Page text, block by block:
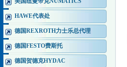
HAWE代表处
德国REXROTH力士乐总代理
德国FESTO费斯托
德国贺德克HYDAC